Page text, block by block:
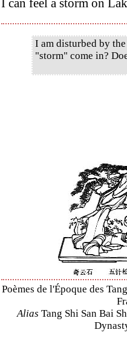
I can feel a storm on
I am disturbed by
"storm" come in?
Poèmes de l'Époque des
Alias Tang Shi San Bai